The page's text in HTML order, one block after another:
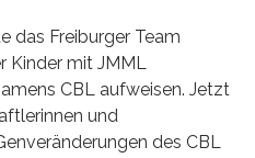
das Freiburger Team
Kinder mit JMML
CBL aufweisen. Jetzt
und
des CBL